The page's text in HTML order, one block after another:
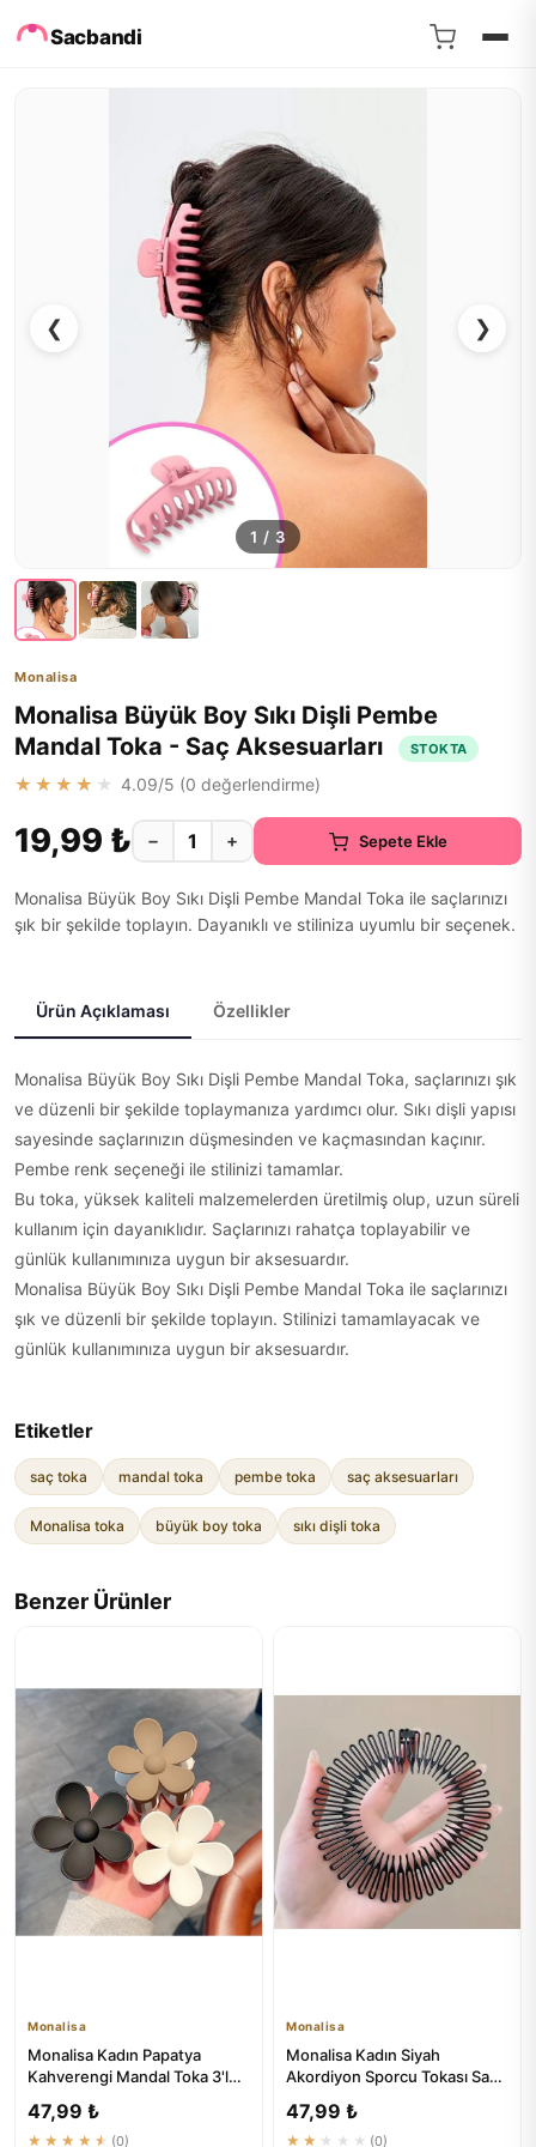
Sacbandi
❮ ❯
1 / 3
Monalisa
Monalisa Büyük Boy Sıkı Dişli Pembe
Mandal Toka - Saç Aksesuarları
STOKTA
★★★★★ 4.09/5 (0 değerlendirme)
19,99 ₺ − + Sepete Ekle
Monalisa Büyük Boy Sıkı Dişli Pembe Mandal Toka ile saçlarınızı
şık bir şekilde toplayın. Dayanıklı ve stiliniza uyumlu bir seçenek.
Ürün Açıklaması Özellikler
Monalisa Büyük Boy Sıkı Dişli Pembe Mandal Toka, saçlarınızı şık
ve düzenli bir şekilde toplaymanıza yardımcı olur. Sıkı dişli yapısı
sayesinde saçlarınızın düşmesinden ve kaçmasından kaçınır.
Pembe renk seçeneği ile stilinizi tamamlar.
Bu toka, yüksek kaliteli malzemelerden üretilmiş olup, uzun süreli
kullanım için dayanıklıdır. Saçlarınızı rahatça toplayabilir ve
günlük kullanımınıza uygun bir aksesuardır.
Monalisa Büyük Boy Sıkı Dişli Pembe Mandal Toka ile saçlarınızı
şık ve düzenli bir şekilde toplayın. Stilinizi tamamlayacak ve
günlük kullanımınıza uygun bir aksesuardır.
Etiketler
saç toka mandal toka pembe toka saç aksesuarları
Monalisa toka büyük boy toka sıkı dişli toka
Benzer Ürünler
Monalisa
Monalisa Kadın Papatya
Kahverengi Mandal Toka 3'lü
47,99 ₺
★★★★★ (0)
Monalisa
Monalisa Kadın Siyah
Akordiyon Sporcu Tokası Saç
47,99 ₺
★★★★★ (0)